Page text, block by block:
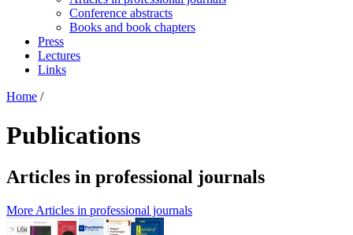
Conference abstracts
Books and book chapters
Press
Lectures
Links
Home /
Publications
Articles in professional journals
More Articles in professional journals